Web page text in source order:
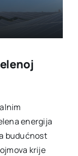
energija
budućnost
krije